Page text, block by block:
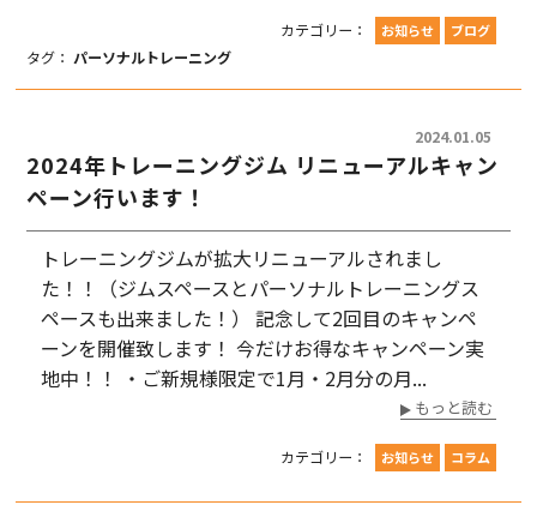
カテゴリー： お知らせ ブログ
タグ： パーソナルトレーニング
2024年トレーニングジム リニューアルキャン
ペーン行います！
2024.01.05
トレーニングジムが拡大リニューアルされまし
た！！（ジムスペースとパーソナルトレーニングス
ペースも出来ました！） 記念して2回目のキャンペ
ーンを開催致します！ 今だけお得なキャンペーン実
地中！！ ・ご新規様限定で1月・2月分の月...
もっと読む
カテゴリー： お知らせ コラム